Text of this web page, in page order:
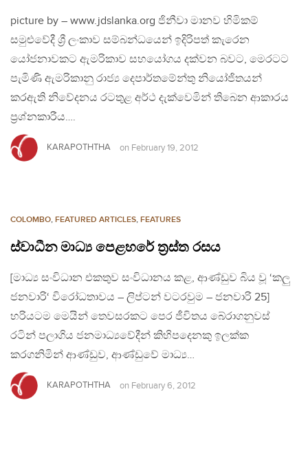
picture by – www.jdslanka.org ජිනීවා මානව හිමිකම්
සමුළුවේදී ශ්‍රී ලංකාව සම්බන්ධයෙන් ඉදිරිපත් කැරෙන
යෝජනාවකට ඇමරිකාව සහයෝගය දක්වන බවට, මෙරටට
පැමිණි ඇමරිකානු රාජ්‍ය දෙපාර්තමේන්තු නියෝජිතයන්
කරඇති නිවේදනය රටතුළ අර්ථ දැක්වෙමින් තිබෙන ආකාරය
ප්‍රශ්නකාරීය….
KARAPOTHTHA on February 19, 2012
COLOMBO, FEATURED ARTICLES, FEATURES
ස්වාධීන මාධ්‍ය පෙළහරේ ත්‍රස්ත රසය
[මාධ්‍ය සංවිධාන එකතුව සංවිධානය කළ, ආණ්ඩුව බිය වූ ‘කලු
ජනවාරි‘ විරෝධතාවය – ලිප්ටන් වටරවුම – ජනවාරි 25]
හරියටම මෙයින් තෙවසරකට පෙර ජීවිතය බේරාගනුවස්
රටින් පලාගිය ජනමාධ්‍යවේදීන් කිහිපදෙනකු ඉලක්ක
කරගනිමින් ආණ්ඩුව, ආණ්ඩුවේ මාධ්‍ය…
KARAPOTHTHA on February 6, 2012